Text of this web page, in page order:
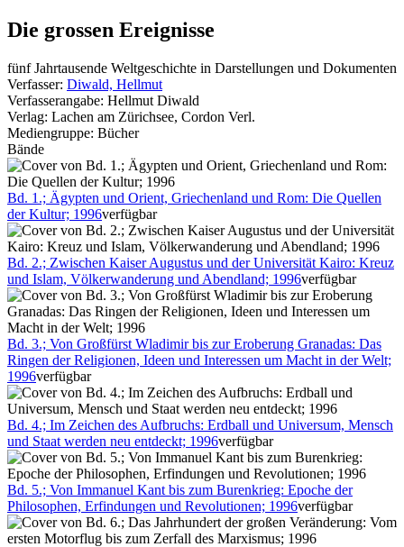
Die grossen Ereignisse
fünf Jahrtausende Weltgeschichte in Darstellungen und Dokumenten
Verfasser: Diwald, Hellmut
Verfasserangabe: Hellmut Diwald
Verlag: Lachen am Zürichsee, Cordon Verl.
Mediengruppe: Bücher
Bände
Bd. 1.; Ägypten und Orient, Griechenland und Rom: Die Quellen
der Kultur; 1996verfügbar
Bd. 2.; Zwischen Kaiser Augustus und der Universität Kairo: Kreuz
und Islam, Völkerwanderung und Abendland; 1996verfügbar
Bd. 3.; Von Großfürst Wladimir bis zur Eroberung Granadas: Das
Ringen der Religionen, Ideen und Interessen um Macht in der Welt;
1996verfügbar
Bd. 4.; Im Zeichen des Aufbruchs: Erdball und Universum, Mensch
und Staat werden neu entdeckt; 1996verfügbar
Bd. 5.; Von Immanuel Kant bis zum Burenkrieg: Epoche der
Philosophen, Erfindungen und Revolutionen; 1996verfügbar